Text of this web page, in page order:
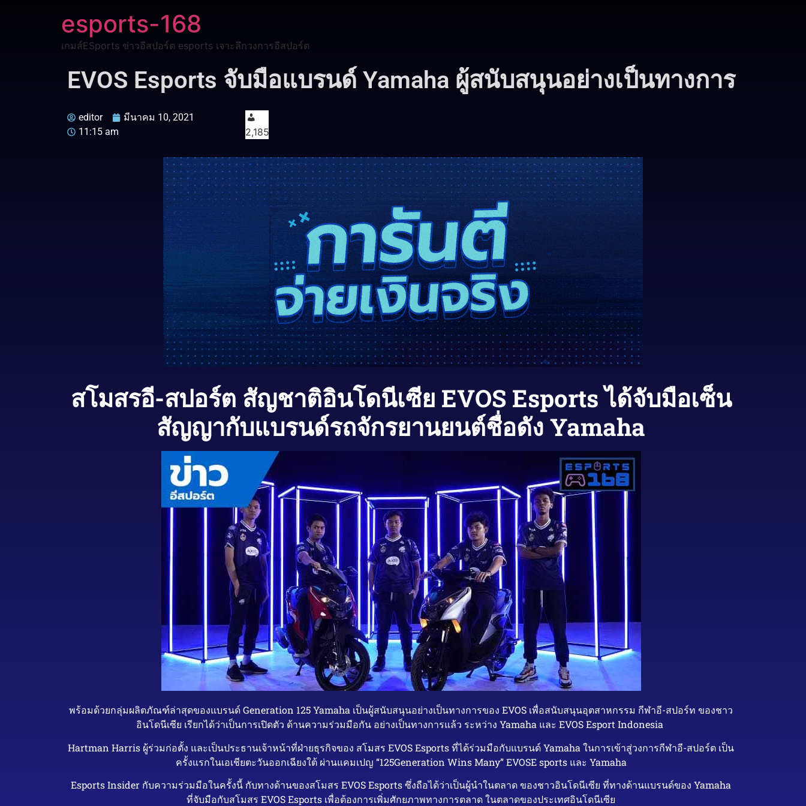
esports-168
เกมส์ESports ข่าวอีสปอร์ต esports เจาะลึกวงการอีสปอร์ต
EVOS Esports จับมือแบรนด์ Yamaha ผู้สนับสนุนอย่างเป็นทางการ
editor
มีนาคม 10, 2021
11:15 am
2,185
สโมสรอี-สปอร์ต สัญชาติอินโดนีเซีย EVOS Esports ได้จับมือเซ็น
สัญญากับแบรนด์รถจักรยานยนต์ชื่อดัง Yamaha
พร้อมด้วยกลุ่มผลิตภัณฑ์ล่าสุดของแบรนด์ Generation 125 Yamaha เป็นผู้สนับสนุนอย่างเป็นทางการของ EVOS เพื่อสนับสนุนอุตสาหกรรม กีฬาอี-สปอร์ท ของชาว
อินโดนีเซีย เรียกได้ว่าเป็นการเปิดตัว ด้านความร่วมมือกัน อย่างเป็นทางการแล้ว ระหว่าง Yamaha และ EVOS Esport Indonesia
Hartman Harris ผู้ร่วมก่อตั้ง และเป็นประธานเจ้าหน้าที่ฝ่ายธุรกิจของ สโมสร EVOS Esports ที่ได้ร่วมมือกับแบรนด์ Yamaha ในการเข้าสู่วงการกีฬาอี-สปอร์ต เป็น
ครั้งแรกในเอเชียตะวันออกเฉียงใต้ ผ่านแคมเปญ “125Generation Wins Many” EVOSE sports และ Yamaha
Esports Insider กับความร่วมมือในครั้งนี้ กับทางด้านของสโมสร EVOS Esports ซึ่งถือได้ว่าเป็นผู้นำในตลาด ของชาวอินโดนีเซีย ที่ทางด้านแบรนด์ของ Yamaha
ที่จับมือกับสโมสร EVOS Esports เพื่อต้องการเพิ่มศักยภาพทางการตลาด ในตลาดของประเทศอินโดนีเซีย